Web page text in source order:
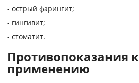
- острый фарингит;
- гингивит;
- стоматит.
Противопоказания к
применению